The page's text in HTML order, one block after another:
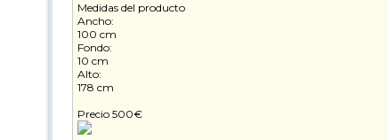
Medidas del producto
Ancho:
100 cm
Fondo:
10 cm
Alto:
178 cm
Precio 500€